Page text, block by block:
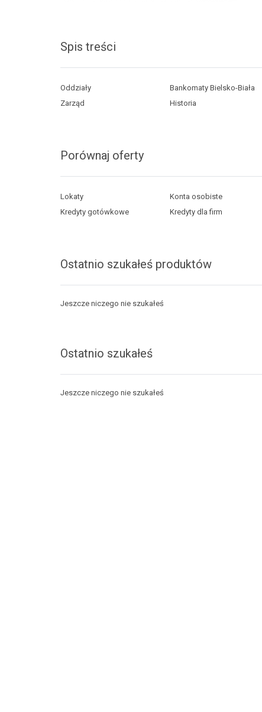
Spis treści
Oddziały
Bankomaty Bielsko-Biała
Zarząd
Historia
Porównaj oferty
Lokaty
Konta osobiste
Kredyty gotówkowe
Kredyty dla firm
Ostatnio szukałeś produktów
Jeszcze niczego nie szukałeś
Ostatnio szukałeś
Jeszcze niczego nie szukałeś